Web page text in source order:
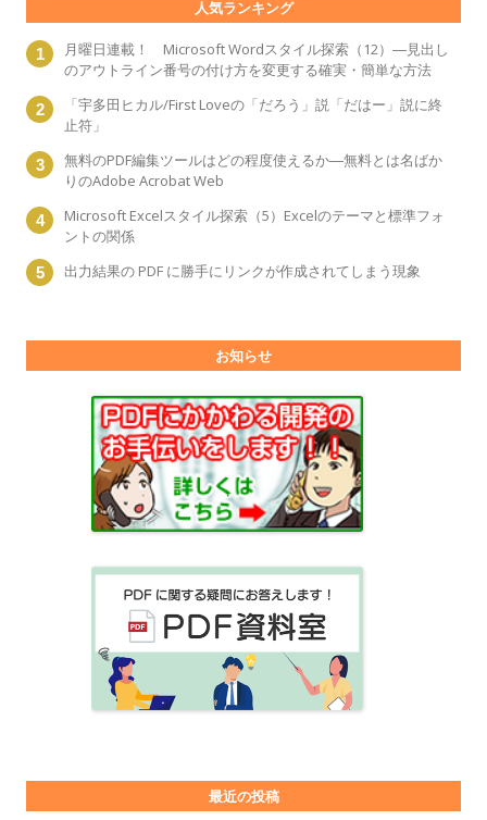
人気ランキング
月曜日連載！ Microsoft Wordスタイル探索（12）―見出し
のアウトライン番号の付け方を変更する確実・簡単な方法
「宇多田ヒカル/First Loveの「だろう」説「だはー」説に終
止符」
無料のPDF編集ツールはどの程度使えるか―無料とは名ばか
りのAdobe Acrobat Web
Microsoft Excelスタイル探索（5）Excelのテーマと標準フォ
ントの関係
出力結果の PDF に勝手にリンクが作成されてしまう現象
お知らせ
最近の投稿